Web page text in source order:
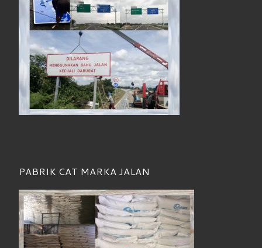
PABRIK CAT MARKA JALAN